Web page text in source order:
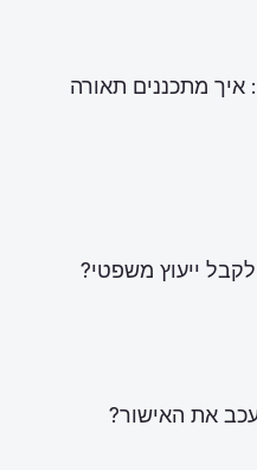
איך מתכננים תאורה
ייעוץ משפטי?